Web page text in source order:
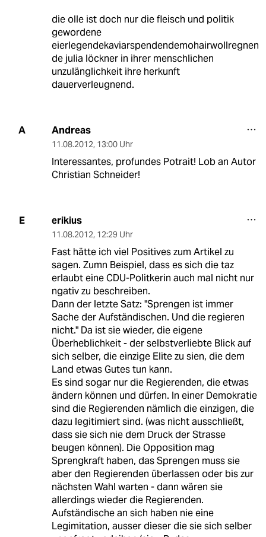
die olle ist doch nur die fleisch und politik
gewordene
eierlegendekaviarspendendemohairwollregnen
de julia löckner in ihrer menschlichen
unzulänglichkeit ihre herkunft
dauerverleugnend.
A Andreas
11.08.2012, 13:00 Uhr
Interessantes, profundes Potrait! Lob an Autor
Christian Schneider!
E erikius
11.08.2012, 12:29 Uhr
Fast hätte ich viel Positives zum Artikel zu
sagen. Zumn Beispiel, dass es sich die taz
erlaubt eine CDU-Politkerin auch mal nicht nur
ngativ zu beschreiben.
Dann der letzte Satz: "Sprengen ist immer
Sache der Aufständischen. Und die regieren
nicht." Da ist sie wieder, die eigene
Überheblichkeit - der selbstverliebte Blick auf
sich selber, die einzige Elite zu sien, die dem
Land etwas Gutes tun kann.
Es sind sogar nur die Regierenden, die etwas
ändern können und dürfen. In einer Demokratie
sind die Regierenden nämlich die einzigen, die
dazu legitimiert sind. (was nicht ausschließt,
dass sie sich nie dem Druck der Strasse
beugen können). Die Opposition mag
Sprengkraft haben, das Sprengen muss sie
aber den Regierenden überlassen oder bis zur
nächsten Wahl warten - dann wären sie
allerdings wieder die Regierenden.
Aufständische an sich haben nie eine
Legimitation, ausser dieser die sie sich selber